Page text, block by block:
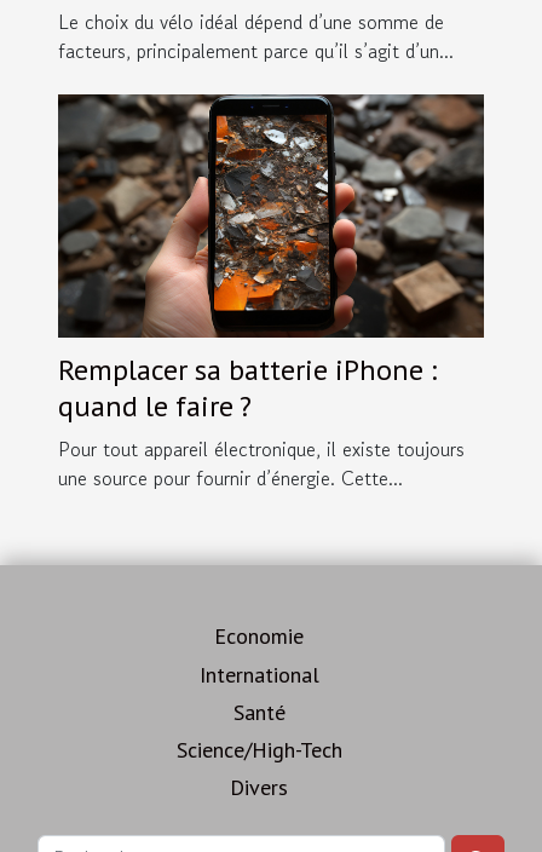
Le choix du vélo idéal dépend d’une somme de
facteurs, principalement parce qu’il s’agit d’un...
Remplacer sa batterie iPhone :
quand le faire ?
Pour tout appareil électronique, il existe toujours
une source pour fournir d’énergie. Cette...
Economie
International
Santé
Science/High-Tech
Divers